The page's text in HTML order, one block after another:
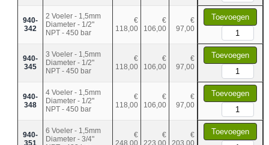
940-
342
2 Voeler - 1,5mm
Diameter - 1/2"
NPT - 450 bar
€
118,00
€
106,00
€
97,00
Toevoegen
940-
345
3 Voeler - 1,5mm
Diameter - 1/2"
NPT - 450 bar
€
118,00
€
106,00
€
97,00
Toevoegen
940-
348
4 Voeler - 1,5mm
Diameter - 1/2"
NPT - 450 bar
€
118,00
€
106,00
€
97,00
Toevoegen
940-
6 Voeler - 1,5mm
Diameter - 3/4"
€
€
€
Toevoegen